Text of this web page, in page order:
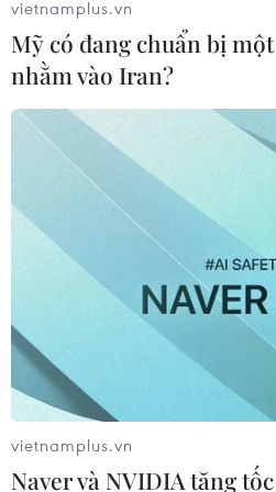
Điều chỉnh nội dung
sách Tiếng Việt lớp 1
15/10/2020 13:35
Đại diện Bộ Giáo dục và Đào
cầu thị, trách nhiệm, Hội đồng
thống nhất tiếp thu tối đa các
sách giáo khoa cho phù hợp
vietnamplus.vn
Mỹ có đang chuẩn bị
nhằm vào Iran?
vietnamplus.vn
Naver và NVIDIA tăng